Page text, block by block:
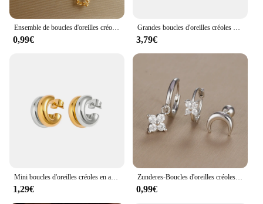
Ensemble de boucles d'oreilles créoles en acier inoxydable pour femme, bijoux de piercing Huggie, double goujon, quatre Zcomprises sur fleur, nouveauté, 3 pièces
0,99€
Grandes boucles d'oreilles créoles en acier inoxydable en forme de O exagérées pour femmes, pulls molletonnés, bijoux hypoallergéniques texturés plaqués or, déclaration, 40mm
3,79€
Mini boucles d'oreilles créoles en acier inoxydable en forme de C double, bijoux d'oreille plaqués or, anti-allergique, simple, lisse, haute qualité
1,29€
Zunderes-Boucles d'oreilles créoles en acier inoxydable pour femme, pendentif fleur, boucle d'oreille simple Huggies Cartilage, bijoux piercing, 3 pièces
0,99€